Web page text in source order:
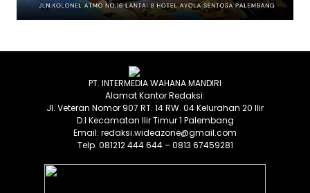
PT. INTERMEDIA WAHANA MANDIRI
Alamat Kantor Redaksi:
Jl. Veteran Nomor 907 RT. 14 RW. 04 Kelurahan 20 Ilir
D.I Kecamatan Ilir Timur 1 Palembang
Email: redaksi.wideazone@gmail.com
Telp. 081212 444 644 – 0813 67459281